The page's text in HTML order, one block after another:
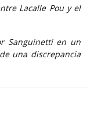
Lacalle Pou y el
Sanguinetti en un
una discrepancia